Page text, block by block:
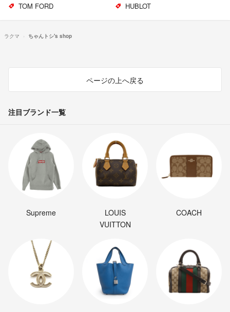
TOM FORD
HUBLOT
ラクマ ちゃんトシ's shop
ページの上へ戻る
注目ブランド一覧
Supreme
LOUIS
VUITTON
COACH